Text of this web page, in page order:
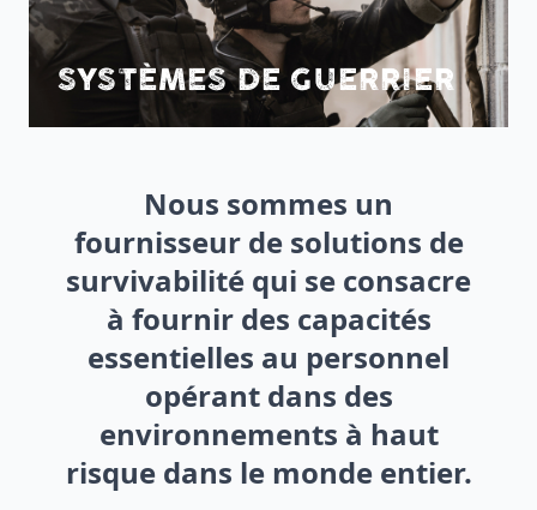
SYSTÈMES DE GUERRIER
Nous sommes un
fournisseur de solutions de
survivabilité qui se consacre
à fournir des capacités
essentielles au personnel
opérant dans des
environnements à haut
risque dans le monde entier.